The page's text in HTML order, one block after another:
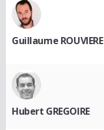
Guillaume ROUVIERE
Hubert GREGOIRE